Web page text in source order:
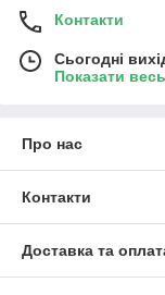
Контакти
Сьогодні
Показати
Про нас
Контакти
Доставка та